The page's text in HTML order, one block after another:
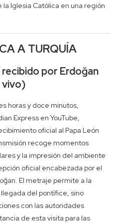
Iglesia Católica en una región
A TURQUÍA
recibido por Erdoğan
vivo)
horas y doce minutos,
Express en YouTube,
oficial al Papa León
recoge momentos
y la impresión del ambiente
oficial encabezada por el
El metraje permite a la
del pontífice, sino
con las autoridades
de esta visita para las